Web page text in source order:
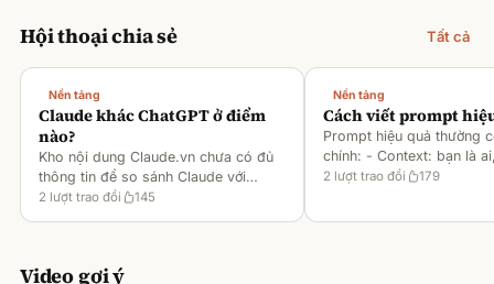
Hội thoại chia sẻ Tất cả
Nền tảng
Claude khác ChatGPT ở điểm
nào?
Kho nội dung Claude.vn chưa có đủ
thông tin để so sánh Claude với
ChatGPT. Hiện chỉ có tài liệu về
2 lượt trao đổi 145
Nền tảng
Cách viết prompt
Prompt hiệu quả thường
chính: - Context: bạn là
gì [1][2][6] - Task: muốn
2 lượt trao đổi 179
Video gợi ý